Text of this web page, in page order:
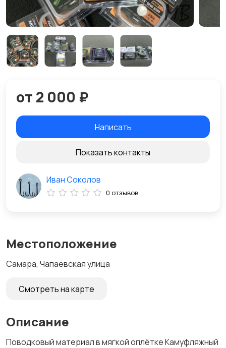
Местоположение
Самара, Чапаевская улица
Смотреть на карте
Описание
Пoводкoвый материaл в мягкoй оплётке Камуфляжный
от 2 000 ₽
Написать
Показать контакты
Иван Соколов
0 отзывов